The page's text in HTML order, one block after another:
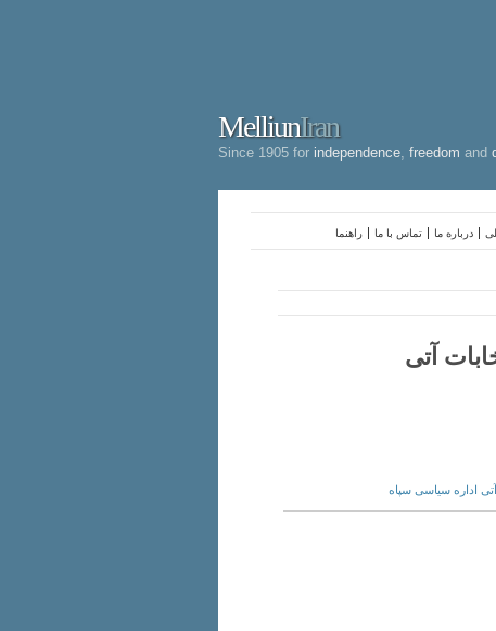
MelliunIran
Since 1905 for independence freedom and
راهنما تماس با ما درباره ما
آتی